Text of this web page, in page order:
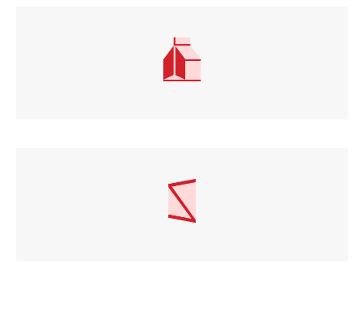
Oturan Paket
Piramit Paket